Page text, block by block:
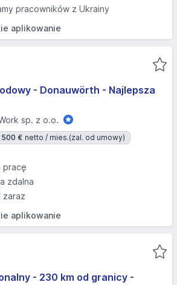
pracowników z Ukrainy
aplikowanie
- Donauwörth - Najlepsza
sp. z o.o.
€ netto / mies.(zal. od umowy)
pracę
zdalna
zaraz
aplikowanie
- 230 km od granicy -